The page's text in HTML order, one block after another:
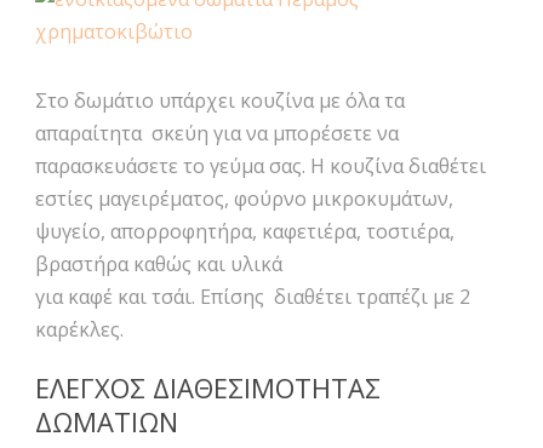
Στο δωμάτιο υπάρχει κουζίνα με όλα τα
απαραίτητα σκεύη για να μπορέσετε να
παρασκευάσετε το γεύμα σας. Η κουζίνα διαθέτει
εστίες μαγειρέματος, φούρνο μικροκυμάτων,
ψυγείο, απορροφητήρα, καφετιέρα, τοστιέρα,
βραστήρα καθώς και υλικά
για καφέ και τσάι. Επίσης διαθέτει τραπέζι με 2
καρέκλες.
ΕΛΕΓΧΟΣ ΔΙΑΘΕΣΙΜΟΤΗΤΑΣ
ΔΩΜΑΤΙΩΝ